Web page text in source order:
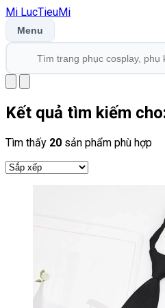
Mi LucTieuMi
Menu
Kết quả tìm kiếm
Tìm thấy 20 sản phẩm phù hợp